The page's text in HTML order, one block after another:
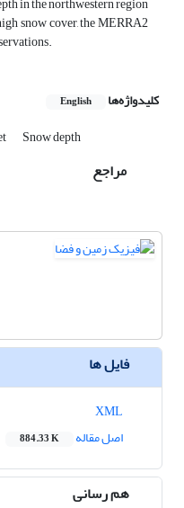
snow cover, the MERRA2
کلیدواژه‌ها English
Snow depth
مراجع
فایل ها
اصل مقاله
884.33 K
هم رسانی